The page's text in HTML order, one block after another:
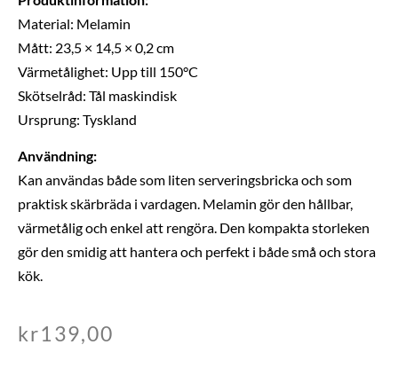
Material: Melamin
Mått: 23,5 × 14,5 × 0,2 cm
Värmetålighet: Upp till 150°C
Skötselråd: Tål maskindisk
Ursprung: Tyskland
Användning:
Kan användas både som liten serveringsbricka och som
praktisk skärbräda i vardagen. Melamin gör den hållbar,
värmetålig och enkel att rengöra. Den kompakta storleken
gör den smidig att hantera och perfekt i både små och stora
kök.
kr139,00